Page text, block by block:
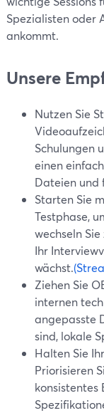
Spezialisten oder
ankommt.
Unsere
Nutzen Sie
Schulungen
einen
Dateien und
Starten Sie
Testphase,
wechseln
Ihr
wächst.
Ziehen Sie
internen
angepasste
sind, lokale
Halten Sie
Priorisieren
konsistentes